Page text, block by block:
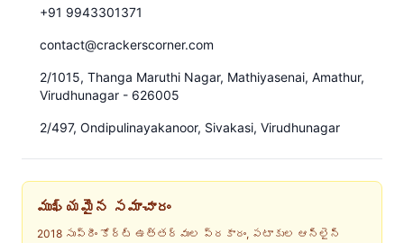
+91 9943301371
contact@crackerscorner.com
2/1015, Thanga Maruthi Nagar, Mathiyasenai, Amathur,
Virudhunagar - 626005
2/497, Ondipulinayakanoor, Sivakasi, Virudhunagar
ముఖ్యమైన సమాచారం
2018 సుప్రీం కోర్ట్ ఉత్తర్వుల ప్రకారం, పటాకుల ఆన్‌లైన్